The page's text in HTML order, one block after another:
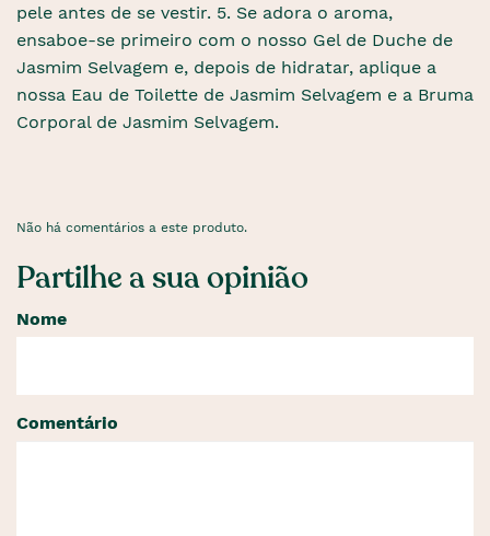
pele antes de se vestir. 5. Se adora o aroma,
ensaboe-se primeiro com o nosso Gel de Duche de
Jasmim Selvagem e, depois de hidratar, aplique a
nossa Eau de Toilette de Jasmim Selvagem e a Bruma
Corporal de Jasmim Selvagem.
Não há comentários a este produto.
Partilhe a sua opinião
Nome
Comentário